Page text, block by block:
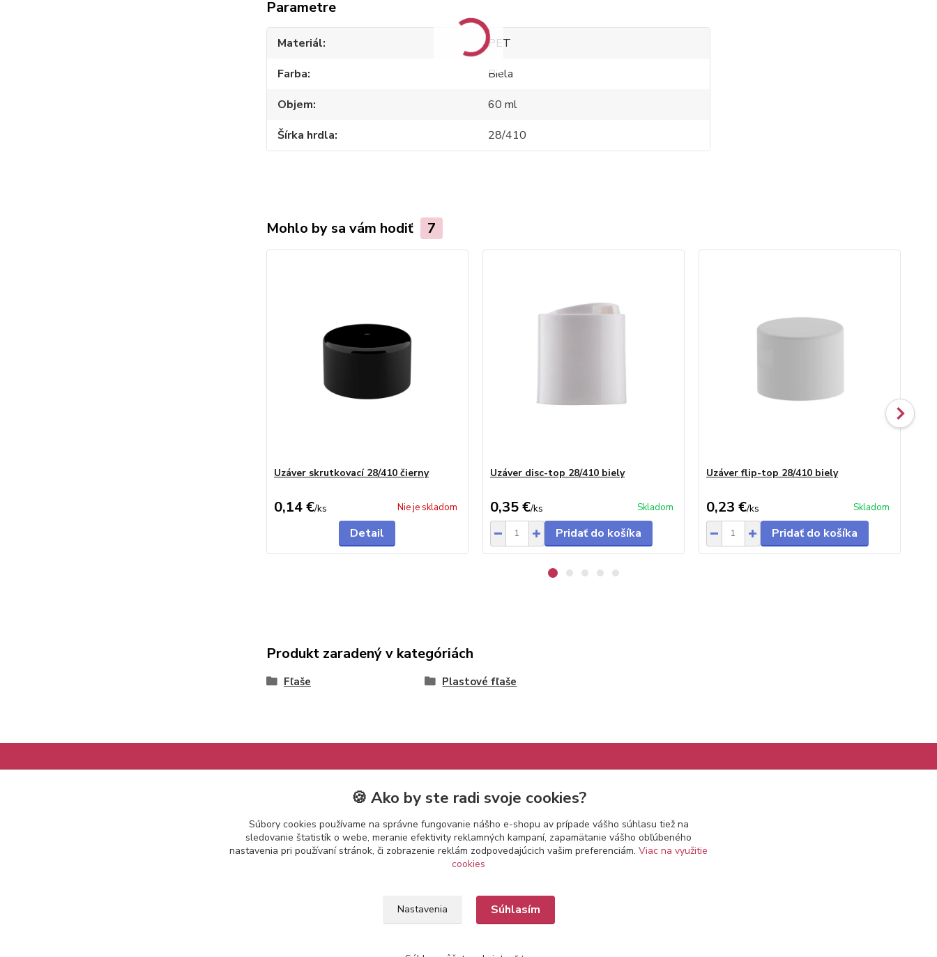
Parametre
Materiál
PET
Farba
Biela
Objem
60 ml
Šírka hrdla
28/410
Mohlo by sa vám hodiť 7
Uzáver skrutkovací 28/410 čierny
0,14 €/ks Nie je skladom
Detail
Uzáver disc-top 28/410 biely
0,35 €/ks Skladom
Pridať do košíka
Uzáver flip-top 28/410 biely
0,23 €/ks Skladom
Pridať do košíka
Produkt zaradený v kategóriách
Fľaše Plastové fľaše
🍪 Ako by ste radi svoje cookies?
Súbory cookies používame na správne fungovanie nášho e-shopu av prípade vášho súhlasu tiež na
sledovanie štatistík o webe, meranie efektivity reklamných kampaní, zapamätanie vášho obľúbeného
nastavenia pri používaní stránok, či zobrazenie reklám zodpovedajúcich vašim preferenciám. Viac na využitie
cookies
Nastavenia Súhlasím